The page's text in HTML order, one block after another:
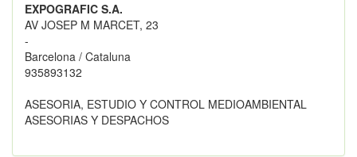
EXPOGRAFIC S.A.
AV JOSEP M MARCET, 23
-
Barcelona / Cataluna
935893132
ASESORIA, ESTUDIO Y CONTROL MEDIOAMBIENTAL
ASESORIAS Y DESPACHOS